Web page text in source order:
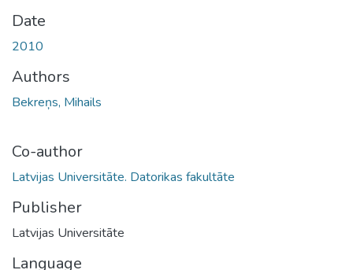
Date
2010
Authors
Bekreņs, Mihails
Co-author
Latvijas Universitāte. Datorikas fakultāte
Publisher
Latvijas Universitāte
Language